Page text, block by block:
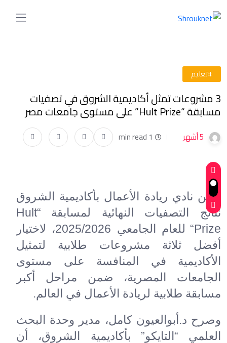
#تعليم
3 مشروعات تمثل أكاديمية الشروق في تصفيات
مسابقة “Hult Prize” على مستوى جامعات مصر
5 أشهر 1 min read
أعلن نادي ريادة الأعمال بأكاديمية الشروق
نتائج التصفيات النهائية لمسابقة
“
Hult
Prize
“
للعام الجامعي 2025/2026، لاختيار
أفضل ثلاثة مشروعات طلابية لتمثيل
الأكاديمية في المنافسة على مستوى
الجامعات المصرية، ضمن مراحل أكبر
مسابقة طلابية لريادة الأعمال في العالم.
وصرح د.أبوالعيون كامل، مدير وحدة البحث
العلمي “التايكو” بأكاديمية الشروق، أن